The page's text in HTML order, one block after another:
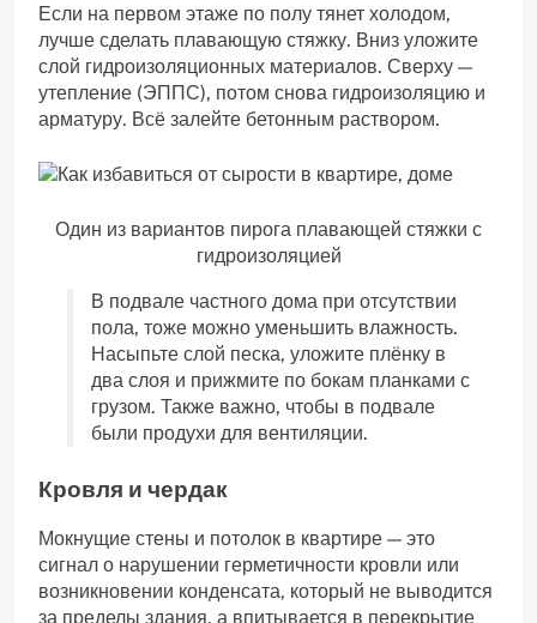
Если на первом этаже по полу тянет холодом,
лучше сделать плавающую стяжку. Вниз уложите
слой гидроизоляционных материалов. Сверху —
утепление (ЭППС), потом снова гидроизоляцию и
арматуру. Всё залейте бетонным раствором.
Один из вариантов пирога плавающей стяжки с
гидроизоляцией
В подвале частного дома при отсутствии
пола, тоже можно уменьшить влажность.
Насыпьте слой песка, уложите плёнку в
два слоя и прижмите по бокам планками с
грузом. Также важно, чтобы в подвале
были продухи для вентиляции.
Кровля и чердак
Мокнущие стены и потолок в квартире — это
сигнал о нарушении герметичности кровли или
возникновении конденсата, который не выводится
за пределы здания, а впитывается в перекрытие